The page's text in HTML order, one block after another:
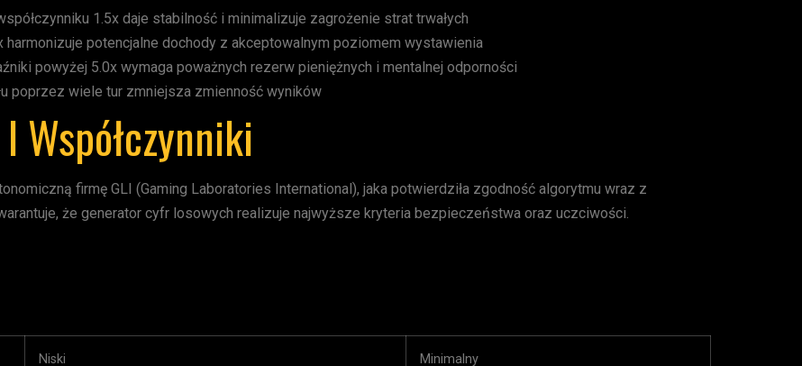
1.5x daje stabilność i minimalizuje zagrożenie strat trwałych
harmonizuje potencjalne dochody z akceptowalnym poziomem wystawienia
powyżej 5.0x wymaga poważnych rezerw pieniężnych i mentalnej odporności
poprzez wiele tur zmniejsza zmienność wyników
Współczynniki
firmę GLI (Gaming Laboratories International), jaka potwierdziła zgodność algorytmu wraz z
że generator cyfr losowych realizuje najwyższe kryteria bezpieczeństwa oraz uczciwości.
Niski Minimalny